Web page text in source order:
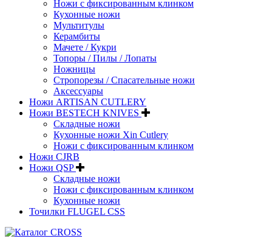
Ножи с фиксированным клинком
Кухонные ножи
Мультитулы
Керамбиты
Мачете / Кукри
Топоры / Пилы / Лопаты
Ножницы
Стропорезы / Спасательные ножи
Аксессуары
Ножи ARTISAN CUTLERY
Ножи BESTECH KNIVES
Складные ножи
Кухонные ножи Xin Cutlery
Ножи с фиксированным клинком
Ножи CJRB
Ножи QSP
Складные ножи
Ножи с фиксированным клинком
Кухонные ножи
Точилки FLUGEL CSS